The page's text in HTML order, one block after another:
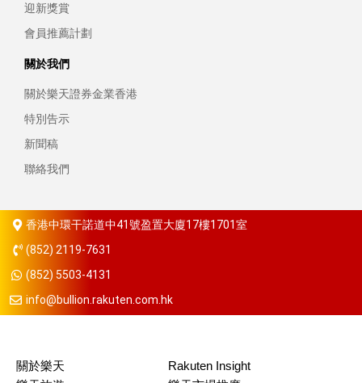
迎新獎賞
會員推薦計劃
關於我們
關於樂天證券金業香港
特別告示
新聞稿
聯絡我們
香港中環干諾道中41號盈置大廈17樓1701室
(852) 2119-7631
(852) 5503-4131
info@bullion.rakuten.com.hk
關於樂天
Rakuten Insight